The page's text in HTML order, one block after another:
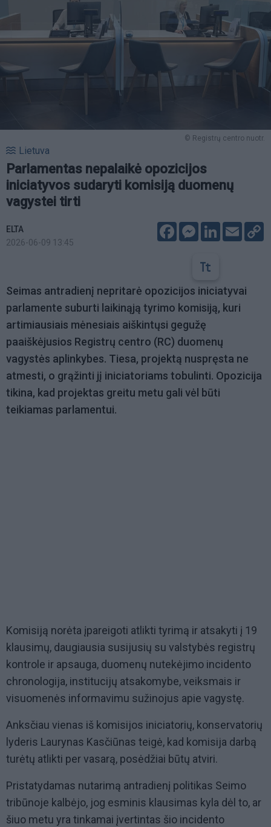
© Registrų centro nuotr.
Lietuva
Parlamentas nepalaikė opozicijos
iniciatyvos sudaryti komisiją duomenų
vagystei tirti
ELTA
2026-06-09 13:45
FacebookMessenger
LinkedIn
Email
Seimas antradienį nepritarė opozicijos iniciatyvai
parlamente suburti laikinąją tyrimo komisiją, kuri
artimiausiais mėnesiais aiškintųsi gegužę
paaiškėjusios Registrų centro (RC) duomenų
vagystės aplinkybes. Tiesa, projektą nuspręsta ne
atmesti, o grąžinti jį iniciatoriams tobulinti. Opozicija
tikina, kad projektas greitu metu gali vėl būti
teikiamas parlamentui.
Komisiją norėta įpareigoti atlikti tyrimą ir atsakyti į 19
klausimų, daugiausia susijusių su valstybės registrų
kontrole ir apsauga, duomenų nutekėjimo incidento
chronologija, institucijų atsakomybe, veiksmais ir
visuomenės informavimu sužinojus apie vagystę.
Anksčiau vienas iš komisijos iniciatorių, konservatorių
lyderis Laurynas Kasčiūnas teigė, kad komisija darbą
turėtų atlikti per vasarą, posėdžiai būtų atviri.
Pristatydamas nutarimą antradienį politikas Seimo
tribūnoje kalbėjo, jog esminis klausimas kyla dėl to, ar
šiuo metu yra tinkamai įvertintas šio incidento